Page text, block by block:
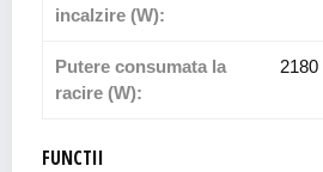
incalzire (W):
Putere consumata la
racire (W):
2180
FUNCTII